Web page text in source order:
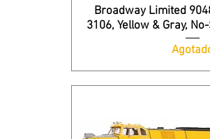
Broadway Limited
3106, Yellow & Gray,